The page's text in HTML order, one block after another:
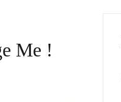
Me !